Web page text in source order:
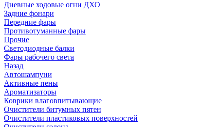
Дневные ходовые огни ДХО
Задние фонари
Передние фары
Противотуманные фары
Прочие
Светодиодные балки
Фары рабочего света
Назад
Автошампуни
Активные пены
Ароматизаторы
Коврики влаговпитывающие
Очистители битумных пятен
Очистители пластиковых поверхностей